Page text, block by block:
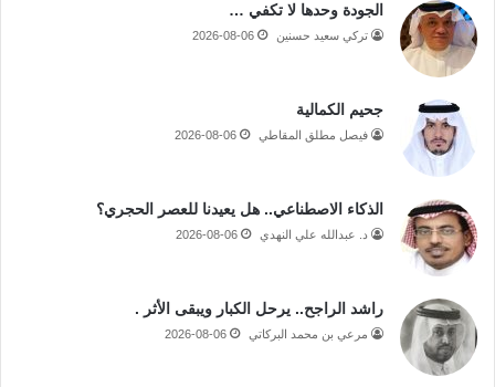
الجودة وحدها لا تكفي …
تركي سعيد حسنين 2026-08-06
جحيم الكمالية
فيصل مطلق المقاطي 2026-08-06
الذكاء الاصطناعي.. هل يعيدنا للعصر الحجري؟
د. عبدالله علي النهدي 2026-08-06
راشد الراجح.. يرحل الكبار ويبقى الأثر .
مرعي بن محمد البركاتي 2026-08-06